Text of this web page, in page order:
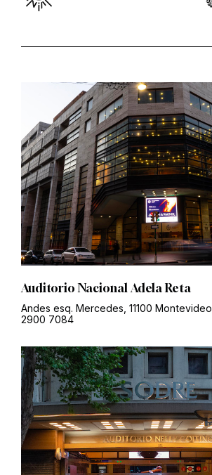
Auditorio Nacional Adela Reta
Andes esq. Mercedes, 11100 Montevideo
2900 7084